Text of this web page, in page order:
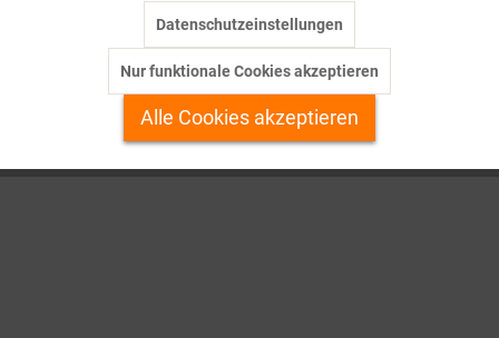
Personalisierung Inaktiv
Service
Datenschutzeinstellungen
Nur funktionale Cookies akzeptieren
Alle Cookies akzeptieren